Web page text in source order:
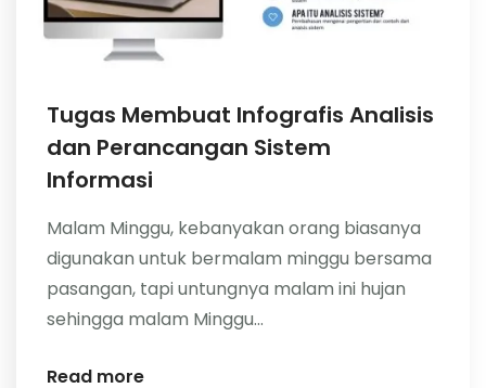
Tugas Membuat Infografis Analisis
dan Perancangan Sistem
Informasi
Malam Minggu, kebanyakan orang biasanya
digunakan untuk bermalam minggu bersama
pasangan, tapi untungnya malam ini hujan
sehingga malam Minggu...
Read more